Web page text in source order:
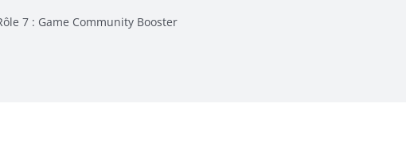
7 : Game Community Booster